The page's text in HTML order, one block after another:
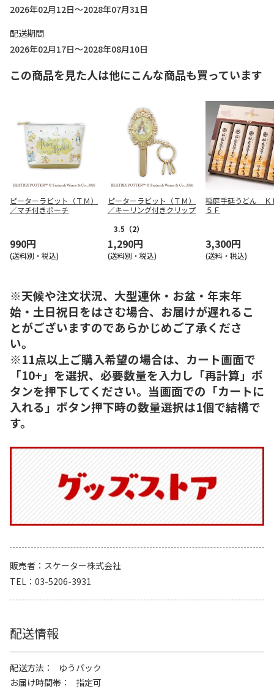
2026年02月12日～2028年07月31日
配送期間
2026年02月17日～2028年08月10日
この商品を見た人は他にこんな商品も買っています
ピーターラビット（ＴＭ）
／マチ付きポーチ
990円
(送料別・税込)
ピーターラビット（ＴＭ）
／キーリング付きクリップ
3.5 （2）
1,290円
(送料別・税込)
稲庭手延うどん Ｋ
５Ｆ
3,300円
(送料・税込)
※天候や注文状況、大型連休・お盆・年末年
始・土日祝日をはさむ場合、お届けが遅れるこ
とがございますのであらかじめご了承くださ
い。
※11点以上ご購入希望の場合は、カート画面で
「10+」を選択、必要数量を入力し「再計算」ボ
タンを押下してください。当画面での「カートに
入れる」ボタン押下時の数量選択は1個で結構で
す。
販売者
スケーター株式会社
TEL
03-5206-3931
配送情報
配送方法
ゆうパック
お届け時間帯
指定可